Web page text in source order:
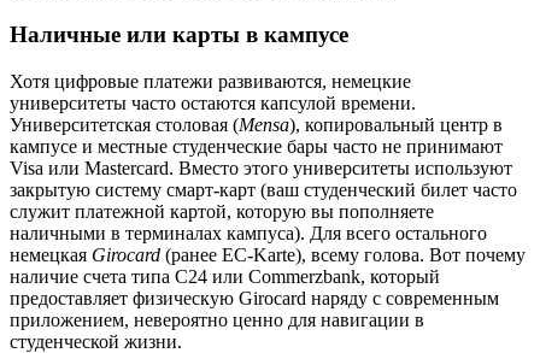
Наличные или карты в кампусе
Хотя цифровые платежи развиваются, немецкие
университеты часто остаются капсулой времени.
Университетская столовая (Mensa), копировальный центр в
кампусе и местные студенческие бары часто не принимают
Visa или Mastercard. Вместо этого университеты используют
закрытую систему смарт-карт (ваш студенческий билет часто
служит платежной картой, которую вы пополняете
наличными в терминалах кампуса). Для всего остального
немецкая Girocard (ранее EC-Karte), всему голова. Вот почему
наличие счета типа C24 или Commerzbank, который
предоставляет физическую Girocard наряду с современным
приложением, невероятно ценно для навигации в
студенческой жизни.